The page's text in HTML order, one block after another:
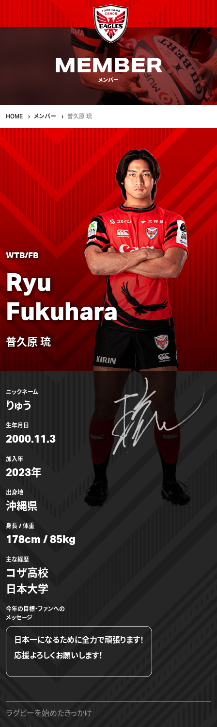
MEMBER
メンバー
HOME メンバー 普久原 琉
WTB/FB
Ryu
Fukuhara
普久原 琉
ニックネーム
りゅう
生年月日
2000.11.3
加入年
2023年
出身地
沖縄県
身長 / 体重
178cm / 85kg
主な経歴
コザ高校
日本大学
今年の目標・ファンへの
メッセージ
日本一になるために全力で頑張ります！
応援よろしくお願いします！
ラグビーを始めたきっかけ